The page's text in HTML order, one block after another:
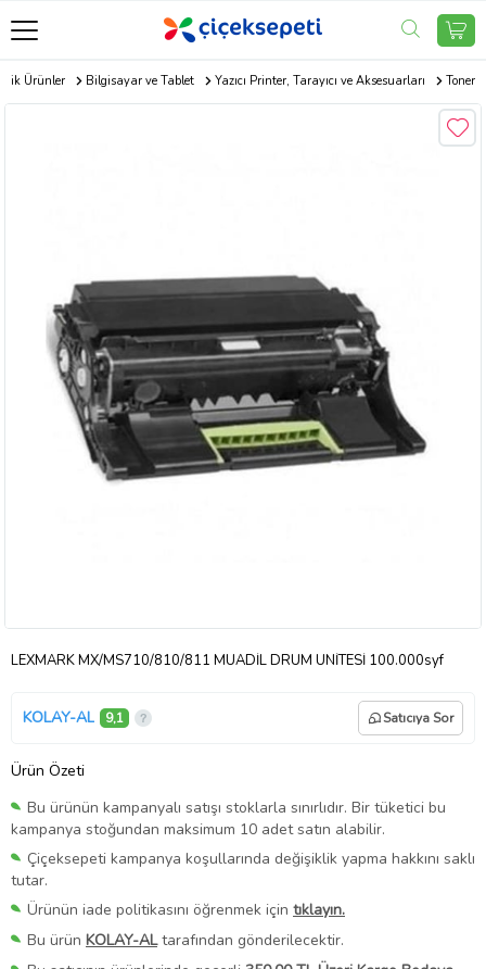
Ürünler Bilgisayar ve Tablet Yazıcı Printer, Tarayıcı ve Aksesuarları Toner
LEXMARK MX/MS710/810/811 MUADİL DRUM UNİTESİ 100.000syf
KOLAY-AL 9,1 Satıcıya Sor
Ürün Özeti
Bu ürünün kampanyalı satışı stoklarla sınırlıdır. Bir tüketici bu
kampanya stoğundan maksimum 10 adet satın alabilir.
Çiçeksepeti kampanya koşullarında değişiklik yapma hakkını saklı
tutar.
Ürünün iade politikasını öğrenmek için tıklayın.
Bu ürün KOLAY-ALtarafından gönderilecektir.